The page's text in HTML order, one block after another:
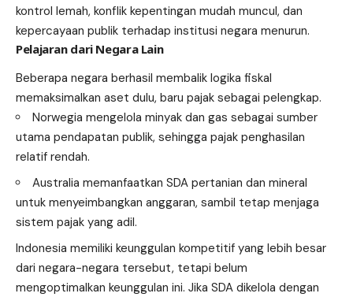
kontrol lemah, konflik kepentingan mudah muncul, dan
kepercayaan publik terhadap institusi negara menurun.
Pelajaran dari Negara Lain
Beberapa negara berhasil membalik logika fiskal
memaksimalkan aset dulu, baru pajak sebagai pelengkap.
Norwegia mengelola minyak dan gas sebagai sumber
utama pendapatan publik, sehingga pajak penghasilan
relatif rendah.
Australia memanfaatkan SDA pertanian dan mineral
untuk menyeimbangkan anggaran, sambil tetap menjaga
sistem pajak yang adil.
Indonesia memiliki keunggulan kompetitif yang lebih besar
dari negara-negara tersebut, tetapi belum
mengoptimalkan keunggulan ini. Jika SDA dikelola dengan